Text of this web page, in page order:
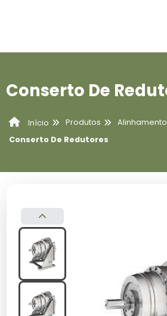
Conserto De
Início Produtos
Conserto De Redutores